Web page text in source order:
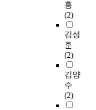
흥
(2)
김성
훈
(2)
김양
수
(2)